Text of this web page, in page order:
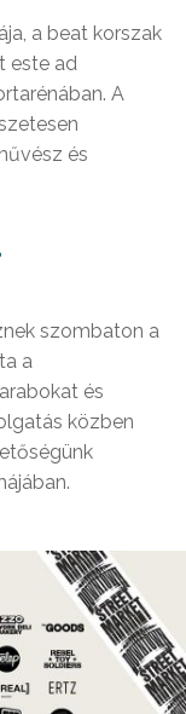
a beat korszak
este ad
A
és
szombaton a
a
és
közben